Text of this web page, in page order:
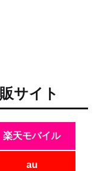
サイト
楽天モバイル
au